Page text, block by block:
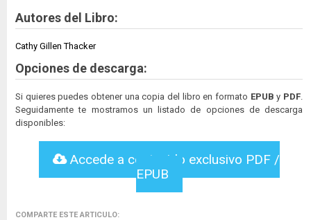
Autores del Libro:
Cathy Gillen Thacker
Opciones de descarga:
Si quieres puedes obtener una copia del libro en formato EPUB y PDF
Seguidamente te mostramos un listado de opciones de descarga
disponibles:
Accede a contenido exclusivo PDF /
EPUB
COMPARTE ESTE ARTICULO: